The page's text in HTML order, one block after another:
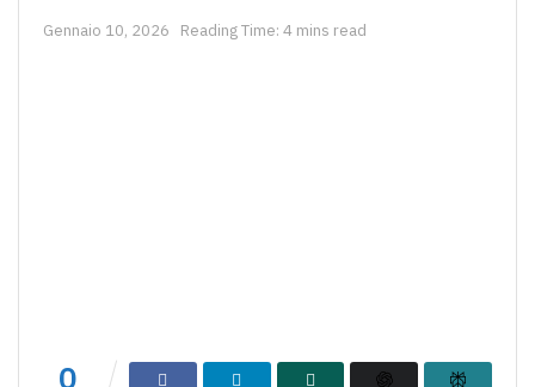
Gennaio 10, 2026 Reading Time: 4 mins read
0